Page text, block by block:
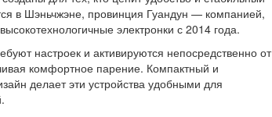
в Шэньчжэне, провинция Гуандун — компанией,
электронки с 2014 года.
настроек и активируются непосредственно от
комфортное парение. Компактный и
делает эти устройства удобными для